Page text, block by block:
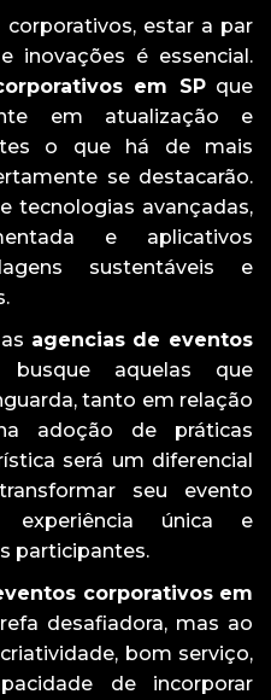
estar a par
inovações é essencial.
em SPque
em atualização e
o que há de mais
se destacarão.
tecnologias avançadas,
e aplicativos
sustentáveis e
agencias de eventos
busque aquelas que
tanto em relação
adoção de práticas
será um diferencial
seu evento
única e
participantes.
corporativos em
desafiadora, mas ao
bom serviço,
de incorporar